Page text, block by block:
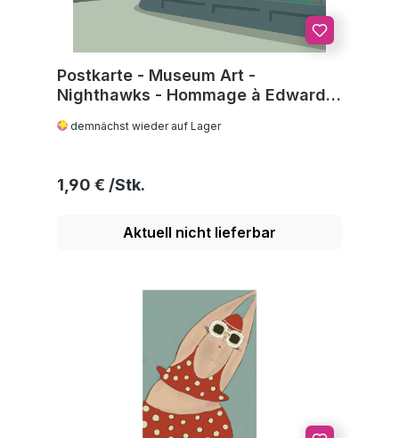
Postkarte - Museum Art -
Nighthawks - Hommage à Edward
demnächst wieder auf Lager
Regulärer Preis:
1,90 €
Aktuell nicht lieferbar